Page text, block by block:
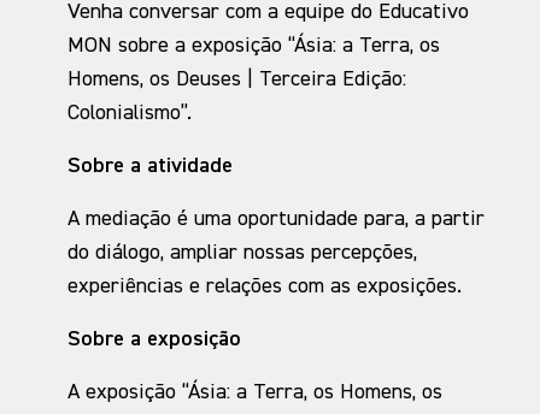
Venha conversar com a equipe do Educativo
MON sobre a exposição “Ásia: a Terra, os
Homens, os Deuses | Terceira Edição:
Colonialismo”.
Sobre a atividade
A mediação é uma oportunidade para, a partir
do diálogo, ampliar nossas percepções,
experiências e relações com as exposições.
Sobre a exposição
A exposição “Ásia: a Terra, os Homens, os